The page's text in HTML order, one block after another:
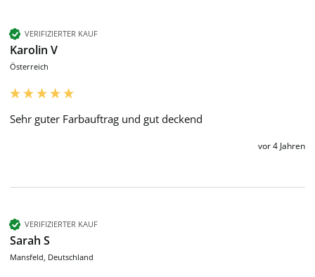
VERIFIZIERTER KAUF
Karolin V
Österreich
Sehr guter Farbauftrag und gut deckend
vor 4 Jahren
VERIFIZIERTER KAUF
Sarah S
Mansfeld, Deutschland